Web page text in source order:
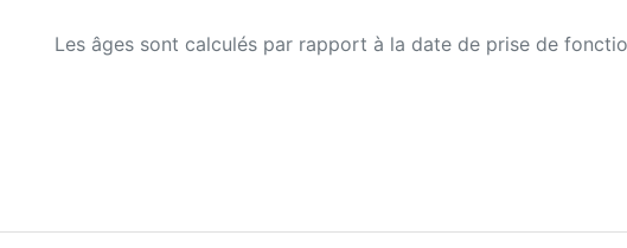
Les âges sont calculés par rapport à la date de prise de